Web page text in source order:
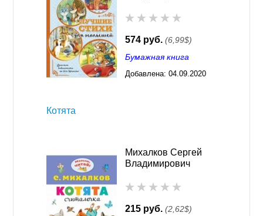
574 руб. (6,99$)
Бумажная книга
Добавлена: 04.09.2020
Котята
Михалков Сергей
Владимирович
215 руб. (2,62$)